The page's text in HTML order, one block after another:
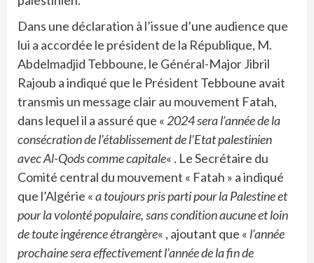
Dans une déclaration à l’issue d’une audience que
lui a accordée le président de la République, M.
Abdelmadjid Tebboune, le Général-Major Jibril
Rajoub a indiqué que le Président Tebboune avait
transmis un message clair au mouvement Fatah,
dans lequel il a assuré que « 2024 sera l’année de la
consécration de l’établissement de l’Etat palestinien
avec Al-Qods comme capitale« . Le Secrétaire du
Comité central du mouvement « Fatah » a indiqué
que l’Algérie «a toujours pris parti pour la Palestine et
pour la volonté populaire, sans condition aucune et loin
de toute ingérence étrangère« , ajoutant que « l’année
prochaine sera effectivement l’année de la fin de